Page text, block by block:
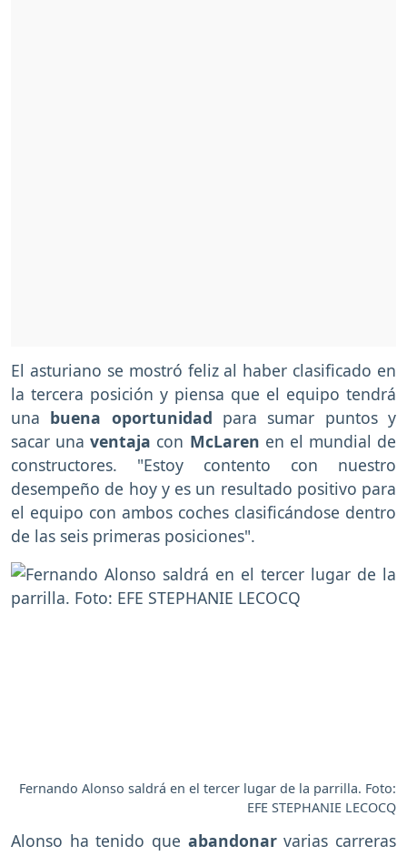
El asturiano se mostró feliz al haber clasificado en
la tercera posición y piensa que el equipo tendrá
una buena oportunidad para sumar puntos y
sacar unaventaja con McLaren en el mundial de
constructores. "Estoy contento con nuestro
desempeño de hoy y es un resultado positivo para
el equipo con ambos coches clasificándose dentro
de las seis primeras posiciones".
Fernando Alonso saldrá en el tercer lugar de la parrilla. Foto:
EFE STEPHANIE LECOCQ
Alonso ha tenido que abandonarvarias carreras